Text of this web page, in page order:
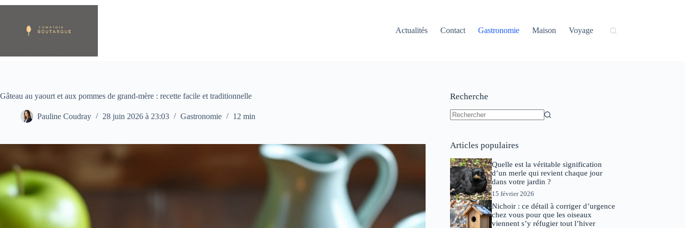
Passer
Actualités
Contact Gastronomie Maison Voyage
Gâteau au yaourt et aux pommes de grand-mère : recette facile et traditionnelle
Pauline Coudray 28 juin 2026 à 23:03 Gastronomie 12 min
Recherche
Articles populaires
Quelle est la véritable signification
d’un merle qui revient chaque jour
dans votre jardin ?
15 février 2026
Nichoir : ce détail à corriger d’urgence
chez vous pour que les oiseaux
viennent s’y réfugier tout l’hiver